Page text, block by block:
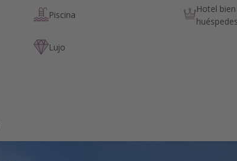
Piscina
Hotel
Lujo